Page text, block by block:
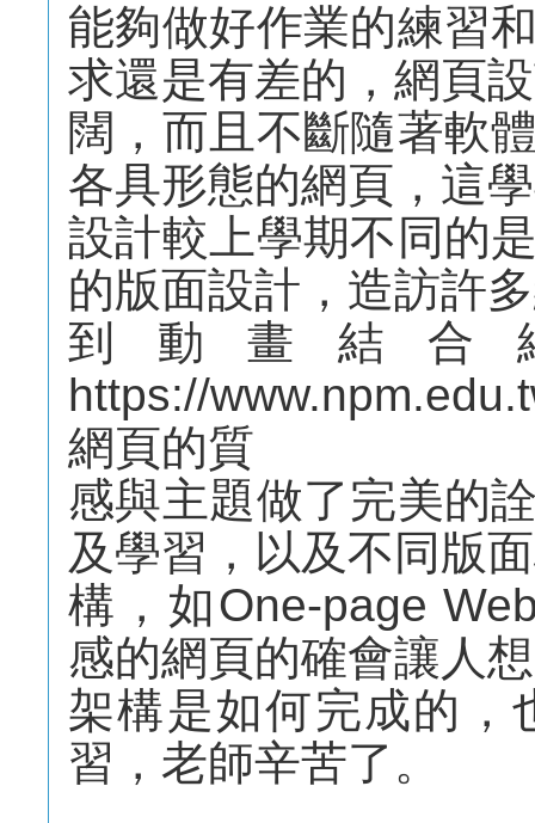
能夠做好作業的練習
求還是有差的，網頁
闊，而且不斷隨著軟
各具形態的網頁，這
設計較上學期不同的
的版面設計，造訪許
到動畫結合
https://
網頁的質
感與主題做了完美的
及學習，以及不同版
構，如One-page
感的網頁的確會讓人
架構是如何完成的，
習，老師辛苦了。